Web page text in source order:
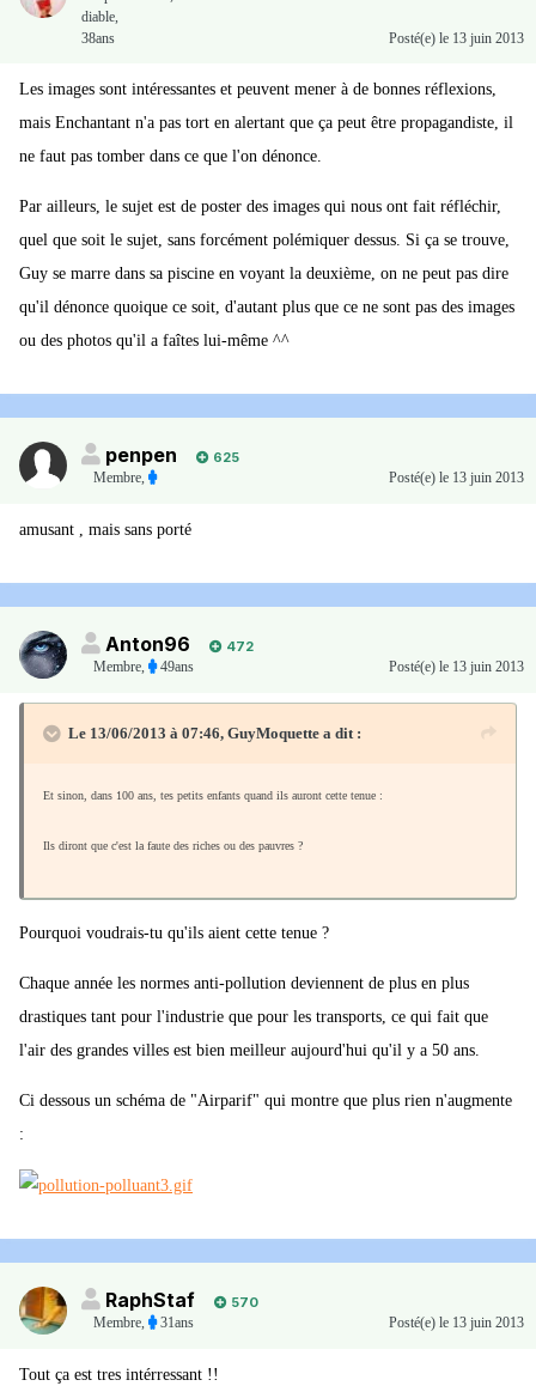
diable,
38ans
Posté(e) le 13 juin 2013
Les images sont intéressantes et peuvent mener à de bonnes réflexions,
mais Enchantant n'a pas tort en alertant que ça peut être propagandiste, il
ne faut pas tomber dans ce que l'on dénonce.
Par ailleurs, le sujet est de poster des images qui nous ont fait réfléchir,
quel que soit le sujet, sans forcément polémiquer dessus. Si ça se trouve,
Guy se marre dans sa piscine en voyant la deuxième, on ne peut pas dire
qu'il dénonce quoique ce soit, d'autant plus que ce ne sont pas des images
ou des photos qu'il a faîtes lui-même ^^
penpen
625
Membre, Posté(e) le 13 juin 2013
amusant , mais sans porté
Anton96
472
Membre, 49ans Posté(e) le 13 juin 2013
Le 13/06/2013 à 07:46, GuyMoquette a dit :
Et sinon, dans 100 ans, tes petits enfants quand ils auront cette tenue :
Ils diront que c'est la faute des riches ou des pauvres ?
Pourquoi voudrais-tu qu'ils aient cette tenue ?
Chaque année les normes anti-pollution deviennent de plus en plus
drastiques tant pour l'industrie que pour les transports, ce qui fait que
l'air des grandes villes est bien meilleur aujourd'hui qu'il y a 50 ans.
Ci dessous un schéma de "Airparif" qui montre que plus rien n'augmente
:
RaphStaf
570
Membre, 31ans Posté(e) le 13 juin 2013
Tout ça est tres intérressant !!